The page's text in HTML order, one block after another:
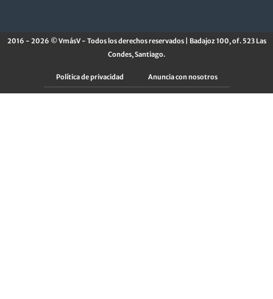
2016 - 2026 © VmásV - Todos los derechos reservados | Badajoz 100, of. 523 Las
Condes, Santiago.
Política de privacidad Anuncia con nosotros